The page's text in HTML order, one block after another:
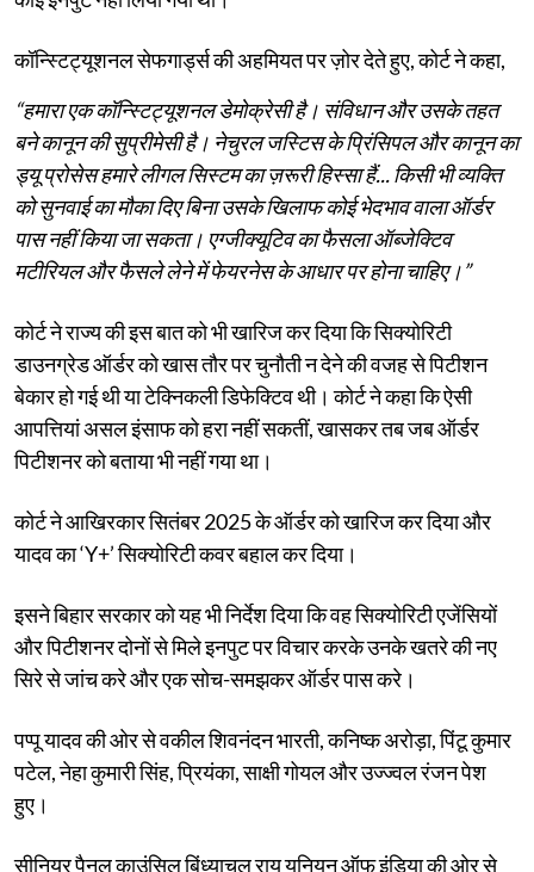
कॉन्स्टिट्यूशनल सेफगार्ड्स की अहमियत पर ज़ोर देते हुए, कोर्ट ने कहा,
“हमारा एक कॉन्स्टिट्यूशनल डेमोक्रेसी है। संविधान और उसके तहत
बने कानून की सुप्रीमेसी है। नेचुरल जस्टिस के प्रिंसिपल और कानून का
ड्यू प्रोसेस हमारे लीगल सिस्टम का ज़रूरी हिस्सा हैं... किसी भी व्यक्ति
को सुनवाई का मौका दिए बिना उसके खिलाफ कोई भेदभाव वाला ऑर्डर
पास नहीं किया जा सकता। एग्जीक्यूटिव का फैसला ऑब्जेक्टिव
मटीरियल और फैसले लेने में फेयरनेस के आधार पर होना चाहिए।”
कोर्ट ने राज्य की इस बात को भी खारिज कर दिया कि सिक्योरिटी
डाउनग्रेड ऑर्डर को खास तौर पर चुनौती न देने की वजह से पिटीशन
बेकार हो गई थी या टेक्निकली डिफेक्टिव थी। कोर्ट ने कहा कि ऐसी
आपत्तियां असल इंसाफ को हरा नहीं सकतीं, खासकर तब जब ऑर्डर
पिटीशनर को बताया भी नहीं गया था।
कोर्ट ने आखिरकार सितंबर 2025 के ऑर्डर को खारिज कर दिया और
यादव का ‘Y+’ सिक्योरिटी कवर बहाल कर दिया।
इसने बिहार सरकार को यह भी निर्देश दिया कि वह सिक्योरिटी एजेंसियों
और पिटीशनर दोनों से मिले इनपुट पर विचार करके उनके खतरे की नए
सिरे से जांच करे और एक सोच-समझकर ऑर्डर पास करे।
पप्पू यादव की ओर से वकील शिवनंदन भारती, कनिष्क अरोड़ा, पिंटू कुमार
पटेल, नेहा कुमारी सिंह, प्रियंका, साक्षी गोयल और उज्ज्वल रंजन पेश
हुए।
सीनियर पैनल काउंसिल बिंध्याचल राय यूनियन ऑफ इंडिया की ओर से